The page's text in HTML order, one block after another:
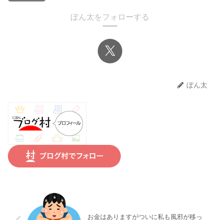
ぽん太をフォローする
ぽん太
お金はありますがついに私も風邪が移っ